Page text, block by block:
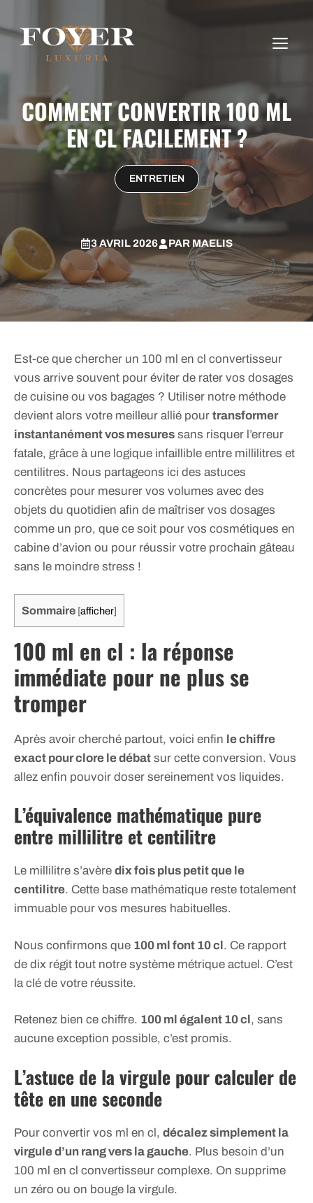
au
contenu
COMMENT CONVERTIR 100 ML
EN CL FACILEMENT ?
ENTRETIEN
3 AVRIL 2026 PAR MAELIS
Est-ce que chercher un 100 ml en cl convertisseur
vous arrive souvent pour éviter de rater vos dosages
de cuisine ou vos bagages ? Utiliser notre méthode
devient alors votre meilleur allié pour transformer
instantanément vos mesures sans risquer l’erreur
fatale, grâce à une logique infaillible entre millilitres et
centilitres. Nous partageons ici des astuces
concrètes pour mesurer vos volumes avec des
objets du quotidien afin de maîtriser vos dosages
comme un pro, que ce soit pour vos cosmétiques en
cabine d’avion ou pour réussir votre prochain gâteau
sans le moindre stress !
Sommaire [afficher]
100 ml en cl : la réponse
immédiate pour ne plus se
tromper
Après avoir cherché partout, voici enfin le chiffre
exact pour clore le débat sur cette conversion. Vous
allez enfin pouvoir doser sereinement vos liquides.
L’équivalence mathématique pure
entre millilitre et centilitre
Le millilitre s’avère dix fois plus petit que le
centilitre. Cette base mathématique reste totalement
immuable pour vos mesures habituelles.
Nous confirmons que 100 ml font 10 cl. Ce rapport
de dix régit tout notre système métrique actuel. C’est
la clé de votre réussite.
Retenez bien ce chiffre. 100 ml égalent 10 cl, sans
aucune exception possible, c’est promis.
L’astuce de la virgule pour calculer de
tête en une seconde
Pour convertir vos ml en cl, décalez simplement la
virgule d’un rang vers la gauche. Plus besoin d’un
100 ml en cl convertisseur complexe. On supprime
un zéro ou on bouge la virgule.